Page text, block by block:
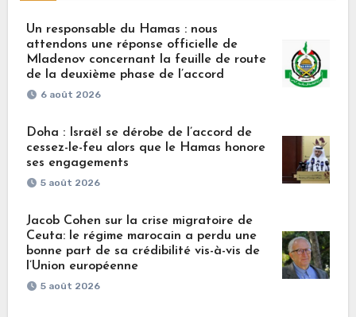
Un responsable du Hamas : nous
attendons une réponse officielle de
Mladenov concernant la feuille de route
de la deuxième phase de l’accord
6 août 2026
Doha : Israël se dérobe de l’accord de
cessez-le-feu alors que le Hamas honore
ses engagements
5 août 2026
Jacob Cohen sur la crise migratoire de
Ceuta: le régime marocain a perdu une
bonne part de sa crédibilité vis-à-vis de
l’Union européenne
5 août 2026